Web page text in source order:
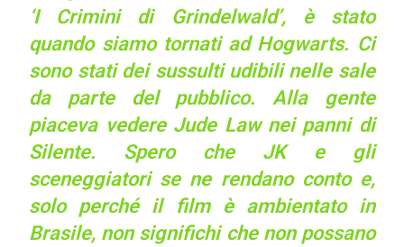
‘I Crimini di Grindelwald’, è stato
quando siamo tornati ad Hogwarts. Ci
sono stati dei sussulti udibili nelle sale
da parte del pubblico. Alla gente
piaceva vedere Jude Law nei panni di
Silente. Spero che JK e gli
sceneggiatori se ne rendano conto e,
solo perché il film è ambientato in
Brasile, non significhi che non possano